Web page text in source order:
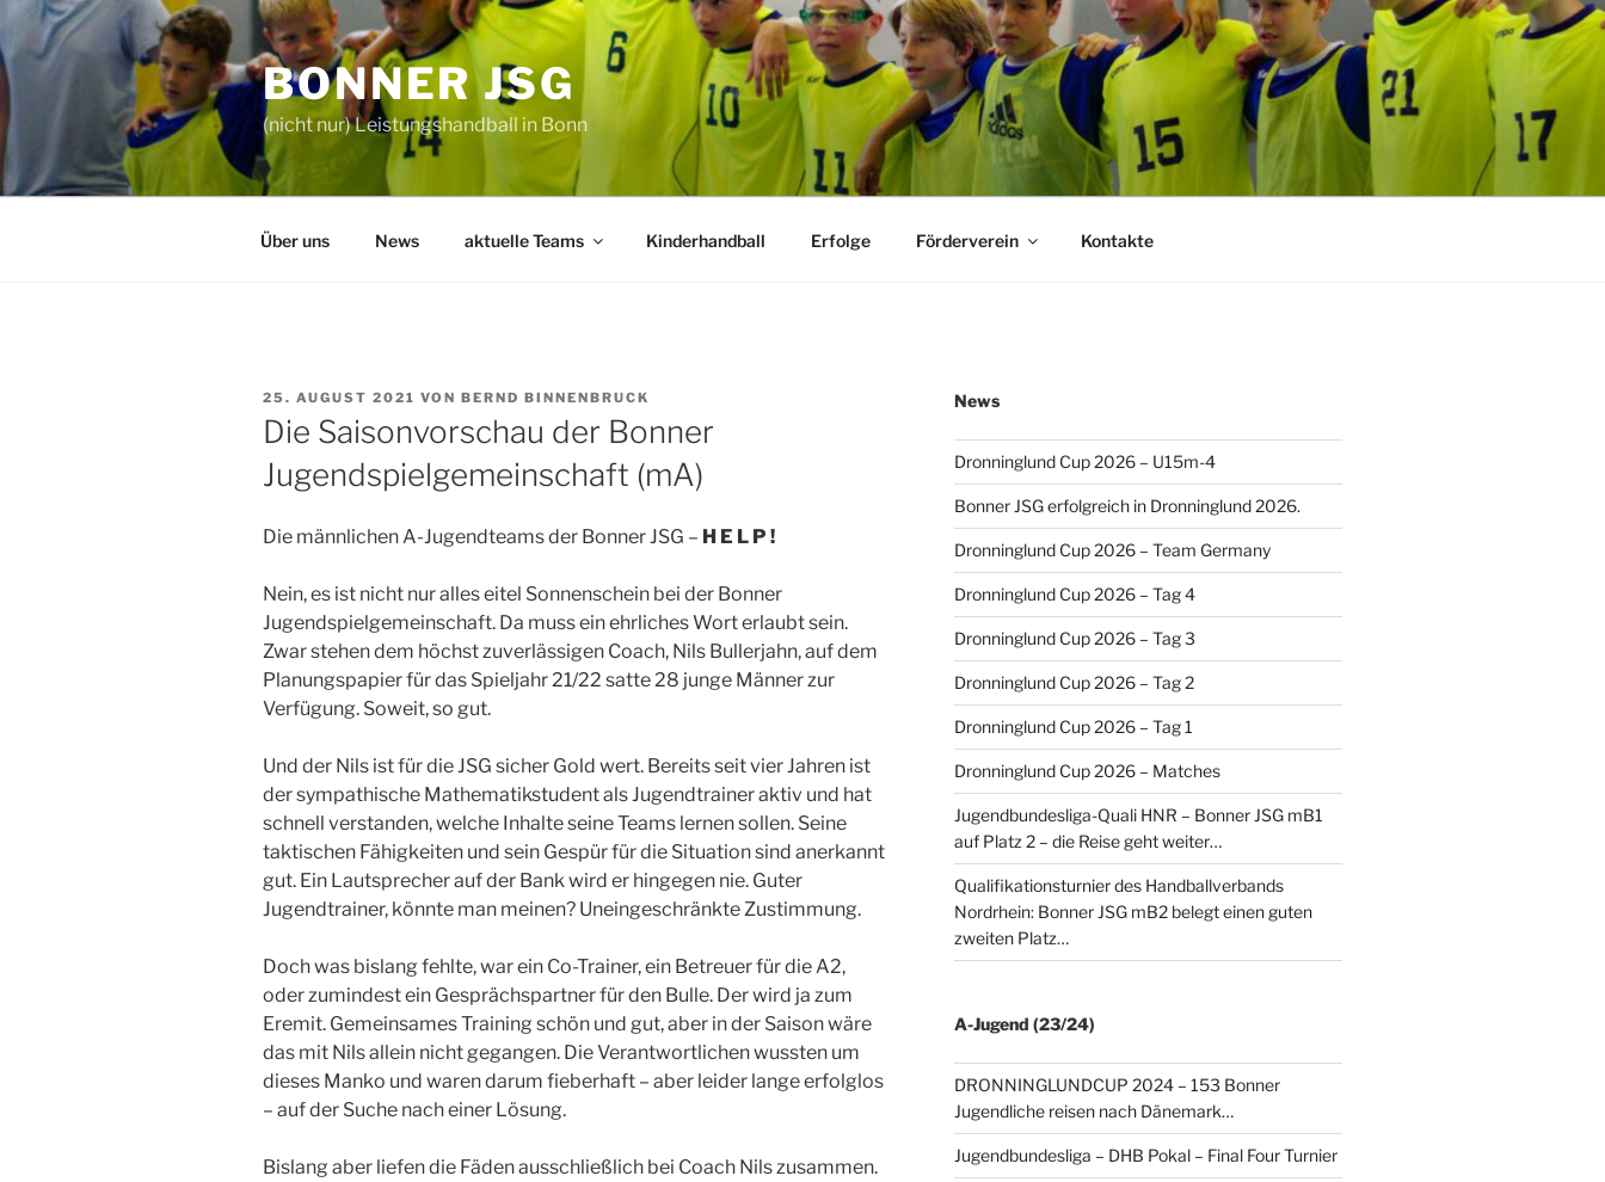
Zum
Inhalt
springen
BONNER JSG
(nicht nur) Leistungshandball in Bonn
Über uns News aktuelle Teams Kinderhandball Erfolge Förderverein Kontakte
VERÖFFENTLICHT
AM
25. AUGUST 2021 VON BERND BINNENBRUCK
Die Saisonvorschau der Bonner
Jugendspielgemeinschaft (mA)
Die männlichen A-Jugendteams der Bonner JSG – H E L P !
Nein, es ist nicht nur alles eitel Sonnenschein bei der Bonner
Jugendspielgemeinschaft. Da muss ein ehrliches Wort erlaubt sein.
Zwar stehen dem höchst zuverlässigen Coach, Nils Bullerjahn, auf dem
Planungspapier für das Spieljahr 21/22 satte 28 junge Männer zur
Verfügung. Soweit, so gut.
Und der Nils ist für die JSG sicher Gold wert. Bereits seit vier Jahren ist
der sympathische Mathematikstudent als Jugendtrainer aktiv und hat
schnell verstanden, welche Inhalte seine Teams lernen sollen. Seine
taktischen Fähigkeiten und sein Gespür für die Situation sind anerkannt
gut. Ein Lautsprecher auf der Bank wird er hingegen nie. Guter
Jugendtrainer, könnte man meinen? Uneingeschränkte Zustimmung.
Doch was bislang fehlte, war ein Co-Trainer, ein Betreuer für die A2,
oder zumindest ein Gesprächspartner für den Bulle. Der wird ja zum
Eremit. Gemeinsames Training schön und gut, aber in der Saison wäre
das mit Nils allein nicht gegangen. Die Verantwortlichen wussten um
dieses Manko und waren darum fieberhaft – aber leider lange erfolglos
– auf der Suche nach einer Lösung.
Bislang aber liefen die Fäden ausschließlich bei Coach Nils zusammen.
News
Dronninglund Cup 2026 – U15m-4
Bonner JSG erfolgreich in Dronninglund 2026.
Dronninglund Cup 2026 – Team Germany
Dronninglund Cup 2026 – Tag 4
Dronninglund Cup 2026 – Tag 3
Dronninglund Cup 2026 – Tag 2
Dronninglund Cup 2026 – Tag 1
Dronninglund Cup 2026 – Matches
Jugendbundesliga-Quali HNR – Bonner JSG mB1
auf Platz 2 – die Reise geht weiter…
Qualifikationsturnier des Handballverbands
Nordrhein: Bonner JSG mB2 belegt einen guten
zweiten Platz…
A-Jugend (23/24)
DRONNINGLUNDCUP 2024 – 153 Bonner
Jugendliche reisen nach Dänemark…
Jugendbundesliga – DHB Pokal – Final Four Turnier